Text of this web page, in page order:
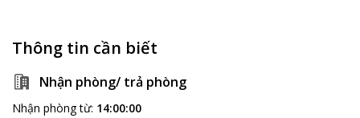
Thông tin cần biết
Nhận phòng/ trả phòng
Nhận phòng từ: 14:00:00